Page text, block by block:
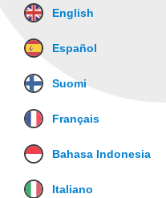
English
Español
Suomi
Français
Bahasa Indonesia
Italiano